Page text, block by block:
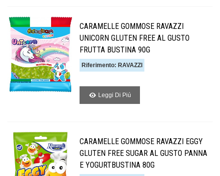
CARAMELLE GOMMOSE RAVAZZI
UNICORN GLUTEN FREE AL GUSTO
FRUTTA BUSTINA 90G
Riferimento: RAVAZZI
Leggi Di Piú
CARAMELLE GOMMOSE RAVAZZI EGGY
GLUTEN FREE SUGAR AL GUSTO PANNA
E YOGURTBUSTINA 80G